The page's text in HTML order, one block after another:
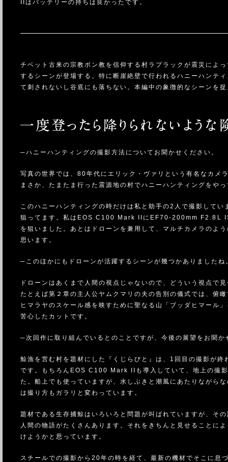
IIはバッテリーの持ちは良かったです。
チベット古来の宗教ボン教を信仰する村ラプラックが震災によ
するシーンが登場する。特に断崖絶壁で行われるハニーハンテ
て刺されないし谷底にも落ちない。本編中の象徴的なシーンを
─ハニーハンティングの撮影方法についてお聞かせください。
写真の世界では、80年代にエリック・ヴァリという有名なカメ
まさか、たまたま行った震源地の村でハニーハンティングをや
このハニーハンティングの時だけは私と助手の2人で撮影し
狙ってます。私はEOS C100 Mark IIにEF70-200mm F2.8L
を狙いました。あとはドローンを兼用して、マルチカメラのよ
思います。
─このほかにもドローンが活躍するシーンが幾つかありましたね
ドローンはあくまで人間の視点じゃないので、どういう視点で
たとえば第２章の主人公ヤムクマリの夫の告別の儀式では、俯
ヒマラヤのスケール感を映すために聖なる山「ブッダヒマール
苦心したカットです。
─次回作に取り組んでいるとのことですが、今後の展望をお聞か
鯨漁を営む村を題材にした『くじらびと』は、1回目の撮影が
です。もちろんEOS C100 Mark IIも導入していて、地上の撮
た。船上でも使っていますが、水しぶきと潮風にあたりながら
は撮り方もガラリと変わっています。
題材である生存捕鯨はいろいろと問題が叫ばれていますが、そ
人間の物語がたくさんあります。それをきちんと見せることに
けようかと思っています。
スチールでの撮影から20年の時を経て、最新の機材でそこに息